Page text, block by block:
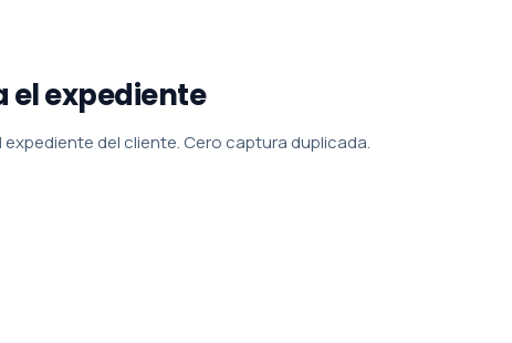
el expediente
del cliente. Cero captura duplicada.